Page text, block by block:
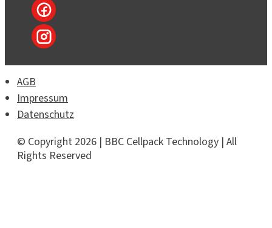
© Copyright 2026 | BBC Cellpack Technology | All
Rights Reserved
AGB
Impressum
Datenschutz